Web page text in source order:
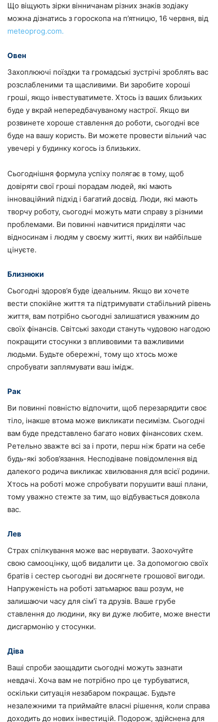
Що віщують зірки вінничанам різних знаків зодіаку
можна дізнатись з гороскопа на п’ятницю, 16 червня, від
meteoprog.com.
Овен
Захоплюючі поїздки та громадські зустрічі зроблять вас
розслабленими та щасливими. Ви заробите хороші
гроші, якщо інвестуватимете. Хтось із ваших близьких
буде у вкрай непередбачуваному настрої. Якщо ви
розвинете хороше ставлення до роботи, сьогодні все
буде на вашу користь. Ви можете провести вільний час
увечері у будинку когось із близьких.
Сьогоднішня формула успіху полягає в тому, щоб
довіряти свої гроші порадам людей, які мають
інноваційний підхід і багатий досвід. Люди, які мають
творчу роботу, сьогодні можуть мати справу з різними
проблемами. Ви повинні навчитися приділяти час
відносинам і людям у своєму житті, яких ви найбільше
цінуєте.
Близнюки
Сьогодні здоров’я буде ідеальним. Якщо ви хочете
вести спокійне життя та підтримувати стабільний рівень
життя, вам потрібно сьогодні залишатися уважним до
своїх фінансів. Світські заходи стануть чудовою нагодою
покращити стосунки з впливовими та важливими
людьми. Будьте обережні, тому що хтось може
спробувати заплямувати ваш імідж.
Рак
Ви повинні повністю відпочити, щоб перезарядити своє
тіло, інакше втома може викликати песимізм. Сьогодні
вам буде представлено багато нових фінансових схем.
Ретельно зважте всі за і проти, перш ніж брати на себе
будь-які зобов’язання. Несподіване повідомлення від
далекого родича викликає хвилювання для всієї родини.
Хтось на роботі може спробувати порушити ваші плани,
тому уважно стежте за тим, що відбувається довкола
вас.
Лев
Страх спілкування може вас нервувати. Заохочуйте
свою самооцінку, щоб видалити це. За допомогою своїх
братів і сестер сьогодні ви досягнете грошової вигоди.
Напруженість на роботі затьмарює ваш розум, не
залишаючи часу для сім’ї та друзів. Ваше грубе
ставлення до людини, яку ви дуже любите, може внести
дисгармонію у стосунки.
Діва
Ваші спроби заощадити сьогодні можуть зазнати
невдачі. Хоча вам не потрібно про це турбуватися,
оскільки ситуація незабаром покращає. Будьте
незалежними та приймайте власні рішення, коли справа
доходить до нових інвестицій. Подорож, здійснена для